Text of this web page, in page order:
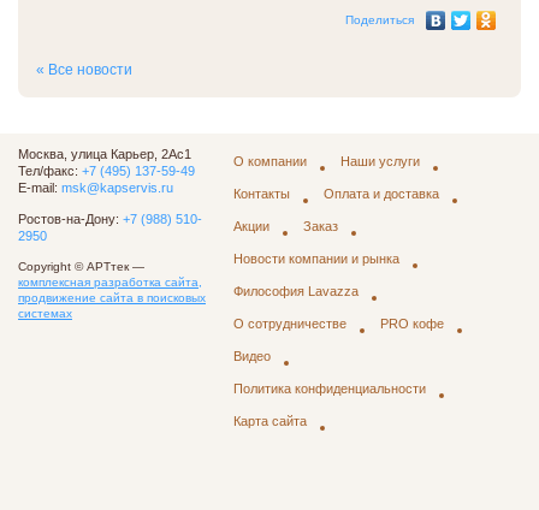
Поделиться
« Все новости
О компании Наши услуги
Контакты Оплата и доставка
Акции Заказ
Новости компании и рынка
Философия Lavazza
О сотрудничестве PRO кофе
Видео
Политика конфиденциальности
Карта сайта
Москва, улица Карьер, 2Ас1
Тел/факс: +7 (495) 137-59-49
E-mail: msk@kapservis.ru
Ростов-на-Дону: +7 (988) 510-
2950
Copyright © АРТтек —
комплексная разработка сайта,
продвижение сайта в поисковых
системах